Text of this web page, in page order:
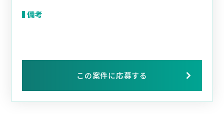
備考
この案件に応募する